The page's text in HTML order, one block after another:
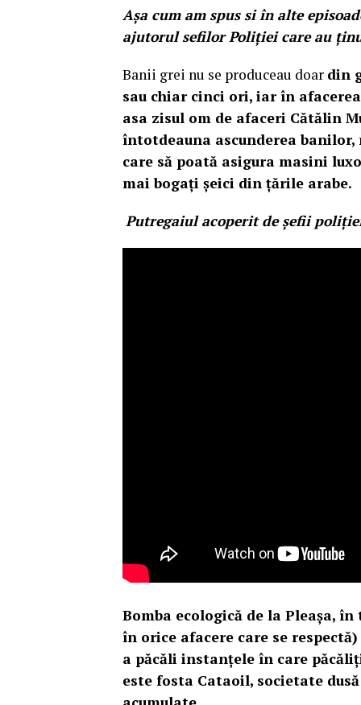
Așa cum am spus si în alte
ajutorul sefilor Poliției care au
Banii grei nu se produceau doar din
sau chiar cinci ori, iar în
asa zisul om de afaceri Cătălin
întotdeauna ascunderea banilor,
care să poată asigura masini
mai bogați șeici din țările arabe.
Putregaiul acoperit de șefii
Bomba ecologică de la Pleașa,
în orice afacere care se
a păcăli instanțele în care
este fosta Cataoil, societate